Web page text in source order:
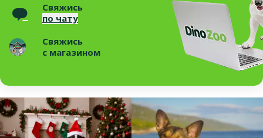
Свяжись
по чату
Свяжись
с магазином